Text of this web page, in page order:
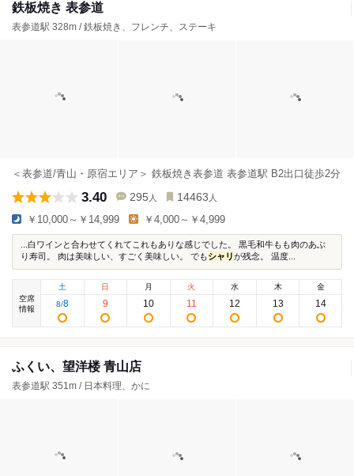
鉄板焼き 表参道
表参道駅 328m / 鉄板焼き、フレンチ、ステーキ
＜表参道/青山・原宿エリア＞ 鉄板焼き表参道 表参道駅 B2出口徒歩2分
3.40 295 人 14463 人
￥10,000～￥14,999 ￥4,000～￥4,999
...白ワインと合わせてくれてこれもありな感じでした。 黒毛和牛もも肉のあぶ
り寿司。 肉は美味しい、すごく美味しい。 でもシャリが残念。 温度...
空席
情報
土
8/8
日
9
月
10
火
11
水
12
木
13
金
14
ふくい、望洋楼 青山店
表参道駅 351m / 日本料理、かに